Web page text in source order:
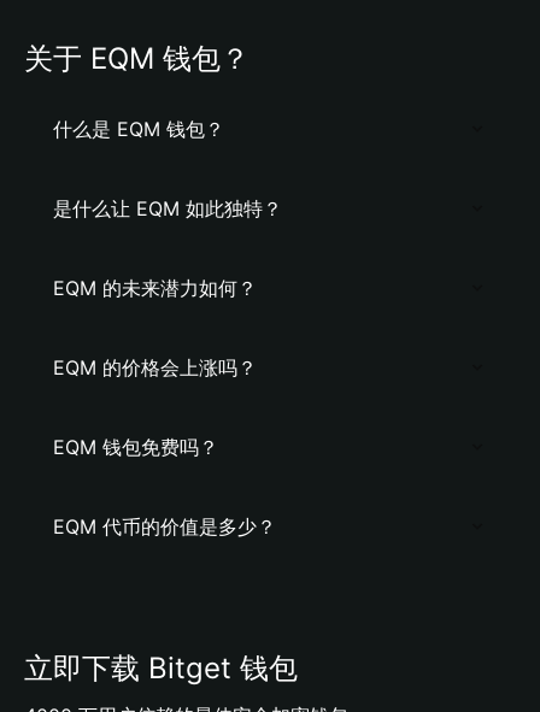
关于 EQM 钱包？
什么是 EQM 钱包？
是什么让 EQM 如此独特？
EQM 的未来潜力如何？
EQM 的价格会上涨吗？
EQM 钱包免费吗？
EQM 代币的价值是多少？
立即下载 Bitget 钱包